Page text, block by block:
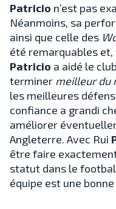
Patricio n’est pas
Néanmoins, sa
ainsi que celle des
été remarquables
Patricio a aidé le
terminer meilleur du
les meilleures
confiance a grandi
améliorer
Angleterre. Avec Rui
être faire
statut dans le
équipe est une